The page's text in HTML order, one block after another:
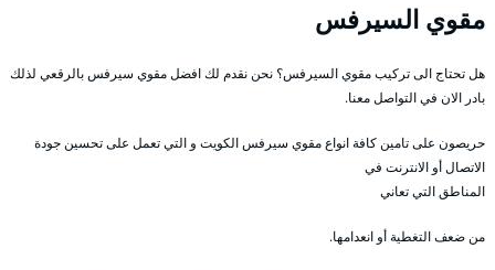
مقوي السيرفس
هل تحتاج الى تركيب مقوي السيرفس؟ نحن نقدم لك افضل مقوي سيرفس بالرقعي لذلك
بادر الان في التواصل معنا.
حريصون على تامين كافة انواع مقوي سيرفس الكويت و التي تعمل على تحسين جودة
الاتصال أو الانترنت في
المناطق التي تعاني
من ضعف التغطية أو انعدامها.